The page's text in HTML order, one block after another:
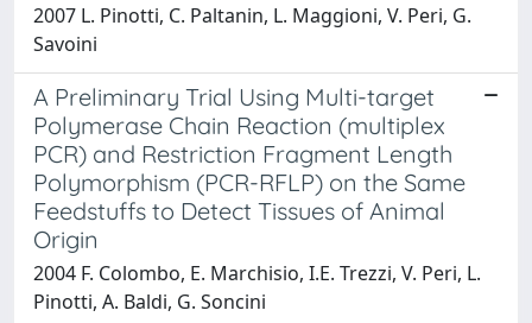
2007 L. Pinotti, C. Paltanin, L. Maggioni, V. Peri, G.
Savoini
A Preliminary Trial Using Multi-target
Polymerase Chain Reaction (multiplex
PCR) and Restriction Fragment Length
Polymorphism (PCR-RFLP) on the Same
Feedstuffs to Detect Tissues of Animal
Origin
2004 F. Colombo, E. Marchisio, I.E. Trezzi, V. Peri, L.
Pinotti, A. Baldi, G. Soncini